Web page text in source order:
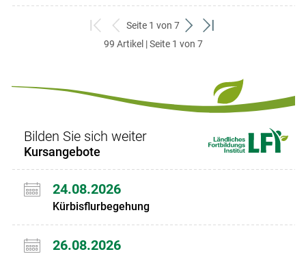
zum
ersten
zurück
zum
Seite 1 von 7
weiter
zum
zum
99 Artikel | Seite 1 von 7
Bilden Sie sich weiter
Kursangebote
24.08.2026
Kürbisflurbegehung
26.08.2026